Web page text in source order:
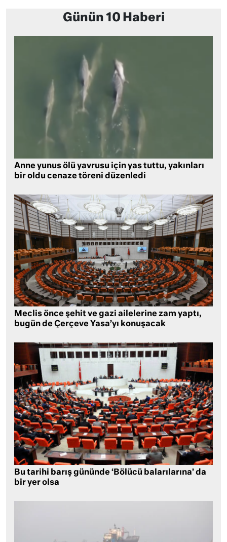
Günün 10 Haberi
Anne yunus ölü yavrusu için yas tuttu, yakınları
bir oldu cenaze töreni düzenledi
Meclis önce şehit ve gazi ailelerine zam yaptı,
bugün de Çerçeve Yasa’yı konuşacak
Bu tarihi barış gününde ‘Bölücü balarılarına’ da
bir yer olsa